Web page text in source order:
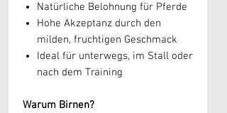
Natürliche Belohnung für Pferde
Hohe Akzeptanz durch den
milden, fruchtigen Geschmack
Ideal für unterwegs, im Stall oder
nach dem Training
Warum Birnen?